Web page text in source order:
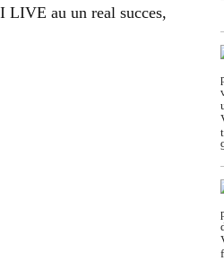
LIVE au un real succes,